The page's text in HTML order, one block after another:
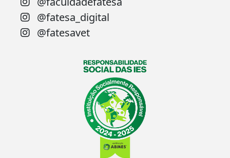
@fatesa_digital
@fatesavet